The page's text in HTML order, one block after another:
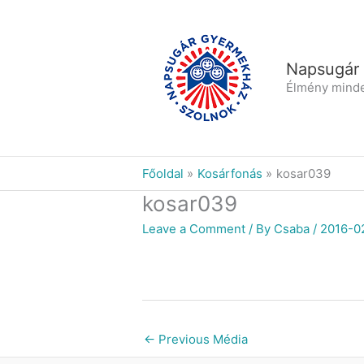
Élmény
Főoldal Kosárfonás kosar039
kosar039
Leave a Comment / By Csaba / 2016-
← Previous Média